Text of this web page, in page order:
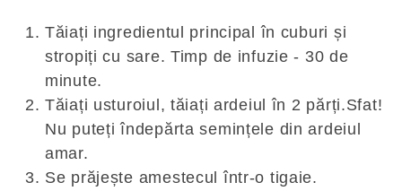
Tăiați ingredientul principal în cuburi și
stropiți cu sare. Timp de infuzie - 30 de
minute.
Tăiați usturoiul, tăiați ardeiul în 2 părți.Sfat!
Nu puteți îndepărta semințele din ardeiul
amar.
Se prăjește amestecul într-o tigaie.